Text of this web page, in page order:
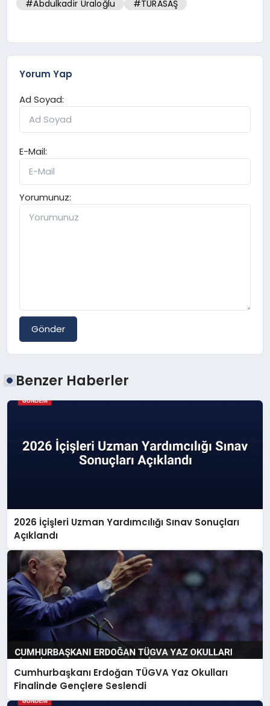
#Abdulkadir Uraloğlu #TÜRASAŞ
Yorum Yap
Ad Soyad:
E-Mail:
Yorumunuz:
Gönder
Benzer Haberler
2026 İçişleri Uzman Yardımcılığı Sınav Sonuçları
Açıklandı
Cumhurbaşkanı Erdoğan TÜGVA Yaz Okulları
Finalinde Gençlere Seslendi